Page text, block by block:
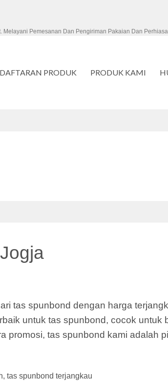
Pemesanan Dan Pengiriman Pakaian Dan
PRODUK PRODUK KAMI
tas spunbond dengan harga
untuk tas spunbond, cocok untuk
promosi, tas spunbond kami adalah
, tas spunbond terjangkau